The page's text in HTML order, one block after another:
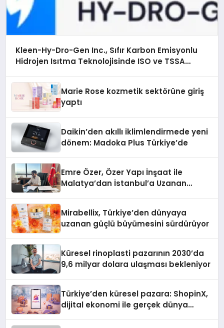
Kleen-Hy-Dro-Gen Inc., Sıfır Karbon Emisyonlu
Hidrojen Isıtma Teknolojisinde ISO ve TSSA
Marie Rose kozmetik sektörüne giriş
yaptı
Daikin’den akıllı iklimlendirmede yeni
dönem: Madoka Plus Türkiye’de
Emre Özer, Özer Yapı İnşaat ile
Malatya’dan İstanbul’a Uzanan
Mirabellix, Türkiye’den dünyaya
uzanan güçlü büyümesini sürdürüyor
Küresel rinoplasti pazarının 2030’da
9,6 milyar dolara ulaşması bekleniyor
Türkiye’den küresel pazara: ShopinX,
dijital ekonomi ile gerçek dünya